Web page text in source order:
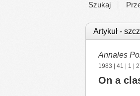
Szukaj
Artykuł -
Annales
1983 41 1 |
On a